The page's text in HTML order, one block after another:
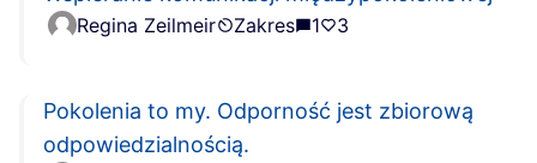
Regina Zeilmeir Zakres 1 3
Pokolenia to my. Odporność jest zbiorową
odpowiedzialnością.